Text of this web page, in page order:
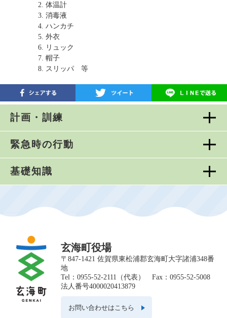
計画・訓練
緊急時の行動
基礎知識
体温計
消毒液
ハンカチ
外衣
リュック
帽子
スリッパ 等
玄海町役場
〒847-1421 佐賀県東松浦郡玄海町大字諸浦348番
地
Tel：0955-52-2111（代表） Fax：0955-52-5008
法人番号4000020413879
お問い合わせはこちら